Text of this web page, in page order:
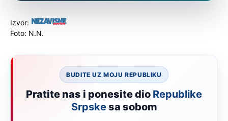
Izvor:
Foto: N.N.
BUDITE UZ MOJU REPUBLIKU
Pratite nas i ponesite dio Republike
Srpskesa sobom